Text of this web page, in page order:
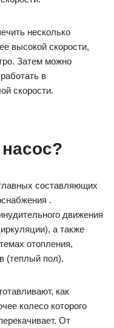
несколько
высокой скорости,
Затем можно
в
скорости.
составляющих
.
движения
а также
отопления,
(теплый пол).
как
колесо которого
От